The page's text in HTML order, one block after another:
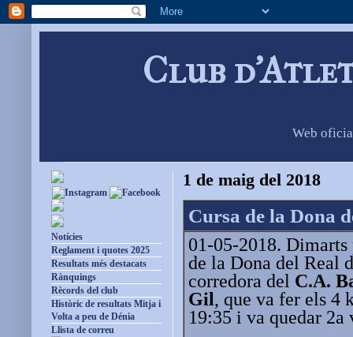
Club
Web
1 de maig del 2018
Cursa de la Dona
01-05-2018.
de la Dona del Real
corredora del C.A.
Gil, que va fer els 4
19:35 i va quedar 2a
Notícies
Reglament i quotes 2025
Resultats més destacats
Rànquings
Rècords del club
Històric de resultats Mitja i
Volta a peu de Dénia
Llista de correu